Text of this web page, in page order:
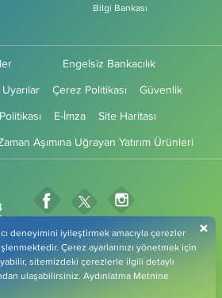
Bilgi Bankası
Engelsiz Bankacılık
Çerez Politikası
Güvenlik
E-İmza
Site Haritası
Aşımına Uğrayan Yatırım Ürünleri
Fibabanka Facebook Sayfası
Fibabanka Twitter
Fibabanka
Fibabanka LinkedIn Sayfası
Fibabanka YouTube
Fibabanka TikTok